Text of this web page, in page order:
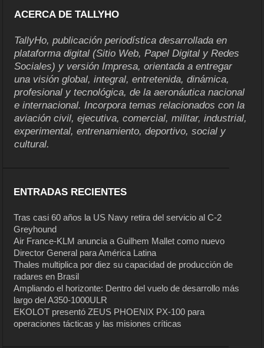
ACERCA DE TALLYHO
TallyHo, publicación periodística desarrollada en
plataforma digital (Sitio Web, Papel Digital y Redes
Sociales) y versión Impresa, orientada a entregar
una visión global, integral, entretenida, dinámica,
profesional y tecnológica, de la aeronáutica nacional
e internacional. Incorpora temas relacionados con la
aviación civil, ejecutiva, comercial, militar, industrial,
experimental, entrenamiento, deportivo, social y
cultural.
ENTRADAS RECIENTES
Tras casi 60 años la US Navy retira del servicio al C-2
Greyhound
Air France-KLM anuncia a Guilhem Mallet como nuevo
Director General para América Latina
Thales multiplica por diez su capacidad de producción de
radares en Brasil
Ampliando el horizonte: Dentro del vuelo de desarrollo más
largo del A350-1000ULR
EKOLOT presentó ZEUS PHOENIX PX-100 para
operaciones tácticas y las misiones críticas